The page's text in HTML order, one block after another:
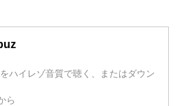
ハイレゾ音質で聴く、またはダウン
ら